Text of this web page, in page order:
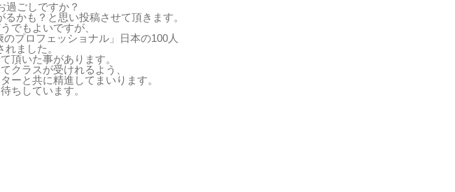
過ごしですか？
かも？と思い投稿させて頂きます。
でもよいですが、
プロフェッショナル」日本の100人
ました。
頂いた事があります。
クラスが受けれるよう、
ーと共に精進してまいります。
ちしています。